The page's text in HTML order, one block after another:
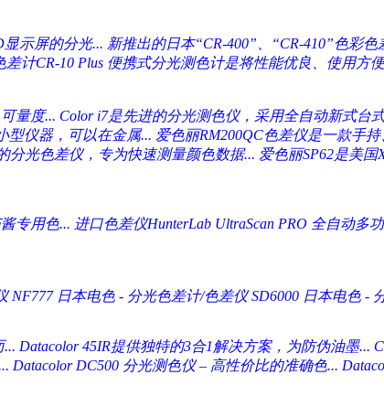
示屏的分光... 新推出的日本“CR-400”、“CR-410”色彩色
差计CR-10 Plus 便携式分光测色计是将性能优良、使用方
量度... Color i7是先进的分光测色仪，采用全自动新式台
型仪器，可以在金属... 爱色丽RM200QC色差仪是一款手
分光色差仪，专为快速测量颜色数据... 爱色丽SP62是美
专用色... 进口色差仪HunterLab UltraScan PRO 全自动多
NF777 日本电色 - 分光色差计/色差仪 SD6000 日本电色 -
... Datacolor 45IR提供独特的3合1解决方案，为防伪油墨...
Datacolor DC500 分光测色仪 – 高性价比的准确色...